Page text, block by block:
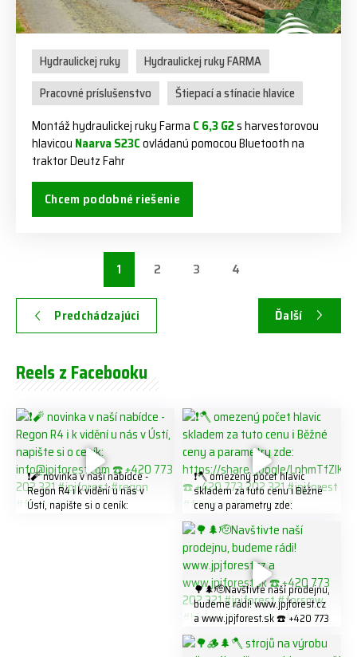
Hydraulickej ruky
Hydraulickej ruky FARMA
Pracovné príslušenstvo
Štiepací a stínacie hlavice
Montáž hydraulickej ruky Farma C 6,3 G2s harvestorovou
hlavicou Naarva S23Covládanú pomocou Bluetooth na
traktor Deutz Fahr
Chcem podobné riešenie
Predchádzajúci
1 2 3 4
Ďalší
Reels z Facebooku
❗️🧨 novinka v naší nabídce -
Regon R4 ℹ️ k vidění u nás v
Ústí, napište si o ceník:
❗️🪓 omezený počet hlavic
skladem za tuto cenu ℹ️ Běžné
ceny a parametry zde:
https://share.google/LnhmTfZl
K8W5t7i6o ☎️ +420 773 202
321 #jpjforest #forsmw
#firewood #
🌳🌲🫡Navštivte naší prodejnu,
budeme rádi! www.jpjforest.cz
a www.jpjforest.sk ☎️ +420 773
202 321 #jpjforest #forsmw
#biojack #regon #vahvajussi